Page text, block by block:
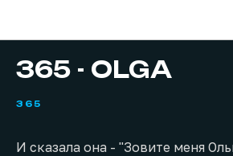
365 - OLGA
365
И сказала она - "Зовите меня